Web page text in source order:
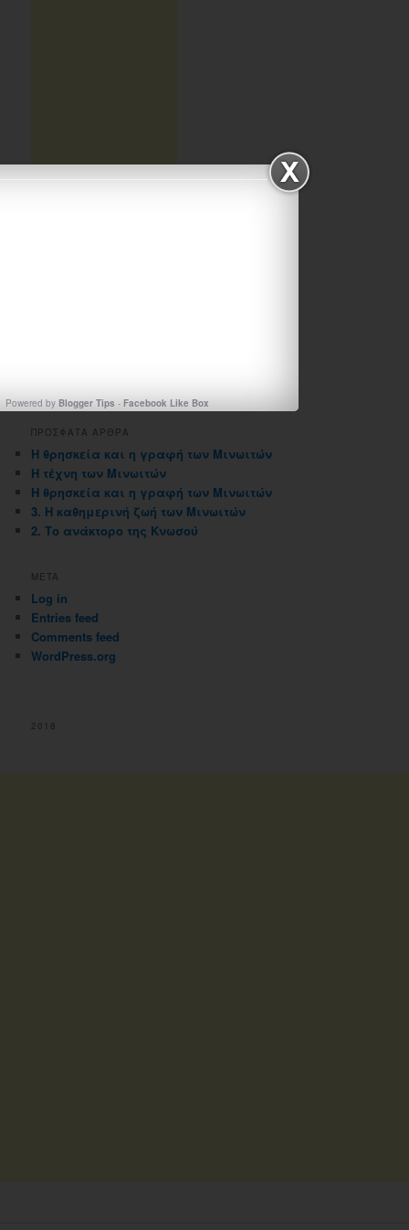
ιστολογιου
ΠΡΟΣΦΑΤΑ ΑΡΘΡΑ
Η θρησκεία και η γραφή των Μινωιτών
Η τέχνη των Μινωιτών
Η θρησκεία και η γραφή των Μινωιτών
3. Η καθημερινή ζωή των Μινωιτών
2. Το ανάκτορο της Κνωσού
META
Log in
Entries feed
Comments feed
WordPress.org
Powered by Blogger Tips - Facebook Like Box
2018